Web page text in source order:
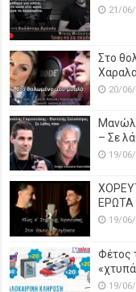
21/
Στο
20/
– Σε
19/
ΕΡΩΤΑ
19/
Φέτος
19/